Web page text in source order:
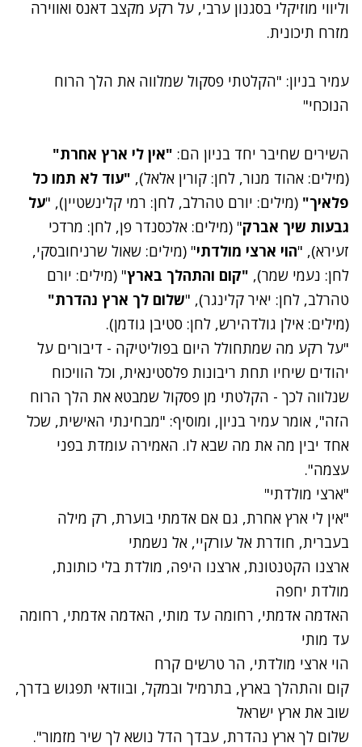
וליווי מוזיקלי בסגנון ערבי, על רקע מקצב דאנס ואווירה
מזרח תיכונית.
עמיר בניון: "הקלטתי פסקול שמלווה את הלך הרוח
הנוכחי"
השירים שחיבר יחד בניון הם: "אין לי ארץ אחרת"
(מילים: אהוד מנור, לחן: קורין אלאל), "עוד לא תמו כל
פלאיך" (מילים: יורם טהרלב, לחן: רמי קלינשטיין), "על
גבעות שיך אברק" (מילים: אלכסנדר פן, לחן: מרדכי
זעירא), "הוי ארצי מולדתי" (מילים: שאול שרניחובסקי,
לחן: נעמי שמר), "קום והתהלך בארץ" (מילים: יורם
טהרלב, לחן: יאיר קלינגר), "שלום לך ארץ נהדרת"
(מילים: אילן גולדהירש, לחן: סטיבן גודמן).
"על רקע מה שמתחולל היום בפוליטיקה - דיבורים על
יהודים שיחיו תחת ריבונות פלסטינאית, וכל הוויכוח
שנלווה לכך - הקלטתי מן פסקול שמבטא את הלך הרוח
הזה", אומר עמיר בניון, ומוסיף: "מבחינתי האישית, שכל
אחד יבין מה את מה שבא לו. האמירה עומדת בפני
עצמה".
"ארצי מולדתי"
"אין לי ארץ אחרת, גם אם אדמתי בוערת, רק מילה
בעברית, חודרת אל עורקיי, אל נשמתי
ארצנו הקטנטונת, ארצנו היפה, מולדת בלי כותונת,
מולדת יחפה
האדמה אדמתי, רחומה עד מותי, האדמה אדמתי, רחומה
עד מותי
הוי ארצי מולדתי, הר טרשים קרח
קום והתהלך בארץ, בתרמיל ובמקל, ובוודאי תפגוש בדרך,
שוב את ארץ ישראל
שלום לך ארץ נהדרת, עבדך הדל נושא לך שיר מזמור".